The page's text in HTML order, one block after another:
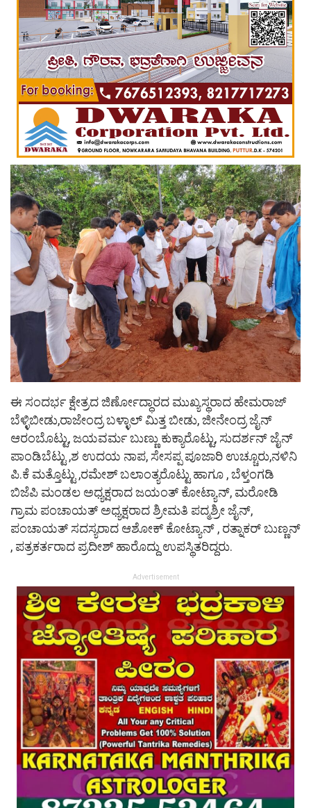
ಈ ಸಂದರ್ಭ ಕ್ಷೇತ್ರದ ಜಿರ್ಣೋದ್ಧಾರದ ಮುಖ್ಯಸ್ಥರಾದ ಹೇಮರಾಜ್
ಬೆಳ್ಳಿಬೀಡು,ರಾಜೇಂದ್ರ ಬಳ್ಳಾಲ್ ಮಿತ್ತ ಬೀಡು, ಜೀನೇಂದ್ರ ಜೈನ್
ಆರಂಬೊಟ್ಟು, ಜಯವರ್ಮ ಬುಣ್ಣು ಕುಕ್ಯಾರೊಟ್ಟು, ಸುದರ್ಶನ್ ಜೈನ್
ಪಾಂಡಿಬೆಟ್ಟು ,ಶ ಉದಯ ನಾಪ, ಸೇಸಪ್ಪ ಪೂಜಾರಿ ಉಚ್ಚೂರು,ನಳಿನಿ
ಪಿ.ಕೆ ಮತ್ತೊಟ್ಟು ,ರಮೇಶ್ ಬಲಾಂತ್ಯರೊಟ್ಟು ಹಾಗೂ , ಬೆಳ್ತಂಗಡಿ
ಬಿಜೆಪಿ ಮಂಡಲ ಅಧ್ಯಕ್ಷರಾದ ಜಯಂತ್ ಕೋಟ್ಯಾನ್, ಮರೋಡಿ
ಗ್ರಾಮ ಪಂಚಾಯತ್ ಅಧ್ಯಕ್ಷರಾದ ಶ್ರೀಮತಿ ಪದ್ಮಶ್ರೀ ಜೈನ್,
ಪಂಚಾಯತ್ ಸದಸ್ಯರಾದ ಆಶೋಕ್ ಕೋಟ್ಯಾನ್ , ರತ್ನಾಕರ್ ಬುಣ್ಣನ್
, ಪತ್ರಕರ್ತರಾದ ಪ್ರದೀಶ್ ಹಾರೊದ್ದು ಉಪಸ್ಥಿತರಿದ್ದರು.
Advertisement